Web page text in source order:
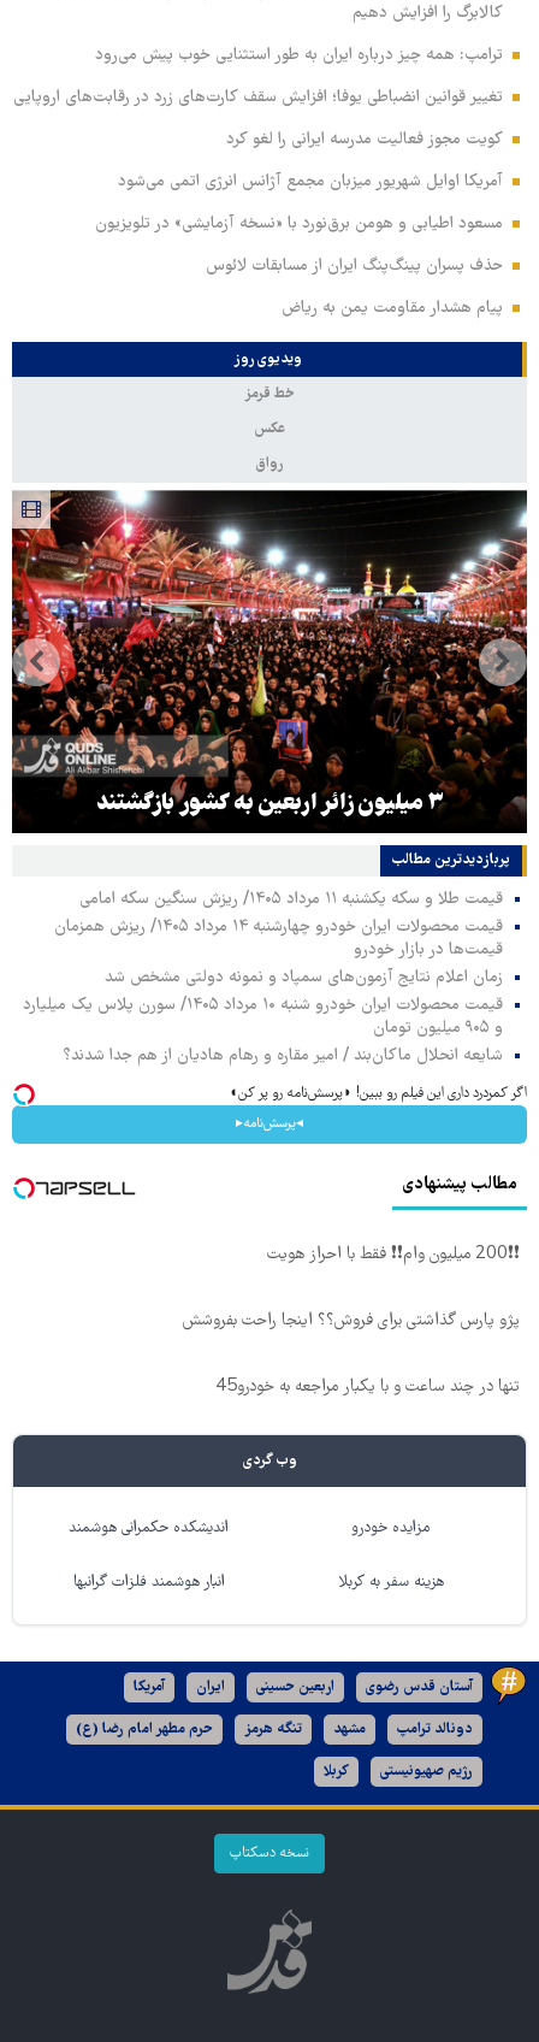
کالابرگ را افزایش دهیم
ترامپ: همه چیز درباره ایران به طور استثنایی خوب پیش می‌رود
تغییر قوانین انضباطی یوفا؛ افزایش سقف کارت‌های زرد در رقابت‌های اروپایی
کویت مجوز فعالیت مدرسه ایرانی را لغو کرد
آمریکا اوایل شهریور میزبان مجمع آژانس انرژی اتمی می‌شود
مسعود اطیابی و هومن برق‌نورد با «نسخه آزمایشی» در تلویزیون
حذف پسران پینگ‌پنگ ایران از مسابقات لائوس
پیام هشدار مقاومت یمن به ریاض
ویدیوی روز
خط قرمز
عکس
رواق
۳ میلیون زائر اربعین به کشور بازگشتند
پربازدیدترین‌ مطالب
قیمت طلا و سکه یکشنبه ۱۱ مرداد ۱۴۰۵/ ریزش سنگین سکه امامی
قیمت محصولات ایران خودرو چهارشنبه ۱۴ مرداد ۱۴۰۵/ ریزش همزمان
قیمت‌ها در بازار خودرو
زمان اعلام نتایج آزمون‌های سمپاد و نمونه دولتی مشخص شد
قیمت محصولات ایران خودرو شنبه ۱۰ مرداد ۱۴۰۵/ سورن پلاس یک میلیارد
و ۹۰۵ میلیون تومان
شایعه انحلال ماکان‌بند / امیر مقاره و رهام هادیان از هم جدا شدند؟
اگر کمردرد داری این فیلم رو ببین! ◗پرسش‌نامه رو پر کن◖
◂پرسش‌نامه▸
مطالب پیشنهادی
❗❗200 میلیون وام❗❗ فقط با احراز هویت
پژو پارس گذاشتی برای فروش؟؟ اینجا راحت بفروشش
تنها در چند ساعت و با یکبار مراجعه به خودرو45
وب گردی
مزایده خودرو اندیشکده حکمرانی هوشمند
هزینه سفر به کربلا انبار هوشمند فلزات گرانبها
آستان قدس رضوی اربعین حسینی ایران آمریکا
دونالد ترامپ مشهد تنگه هرمز حرم مطهر امام رضا (ع)
رژیم صهیونیستی کربلا
نسخه دسکتاپ